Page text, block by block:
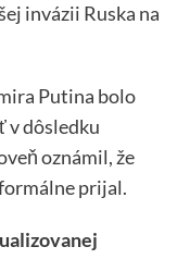
invázii Ruska na
Putina bolo
v dôsledku
oznámil, že
prijal.